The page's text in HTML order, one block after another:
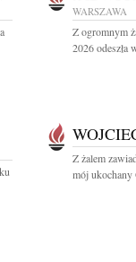
WARSZAWA
Z ogromnym
2026 odeszła
Z żalem
mój ukochany